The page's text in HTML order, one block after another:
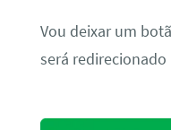
Vou deixar um
será